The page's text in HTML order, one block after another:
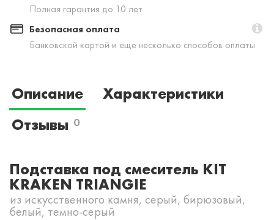
Полная гарантия до 10 лет
Безопасная оплата
Банковской картой и еще несколько способов оплаты
Описание
Характеристики
Отзывы 0
Подставка под смеситель KIT
KRAKEN TRIANGIE
из искусственного камня, серый, бирюзовый,
белый, темно-серый